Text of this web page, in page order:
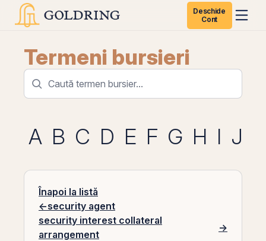
Deschide
Cont
Termeni bursieri
A B C D E F G H I J
Înapoi la listă
←security agent
security interest collateral
arrangement
→